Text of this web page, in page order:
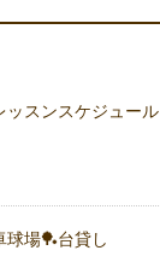
ッスンスケジュール
球場🏓台貸し